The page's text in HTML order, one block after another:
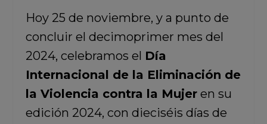
Hoy 25 de noviembre, y a punto de
concluir el decimoprimer mes del
2024, celebramos el Día
Internacional de la Eliminación de
la Violencia contra la Mujeren su
edición 2024, con dieciséis días de